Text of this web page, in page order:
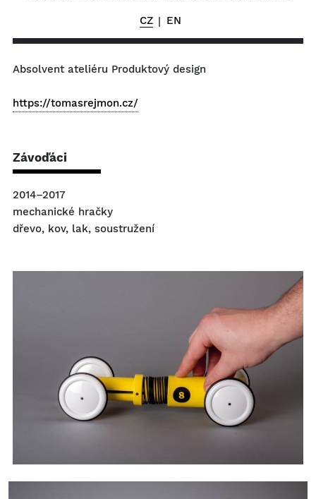
CZ | EN
Absolvent ateliéru Produktový design
https://tomasrejmon.cz/
Závoďáci
2014–2017
mechanické hračky
dřevo, kov, lak, soustružení